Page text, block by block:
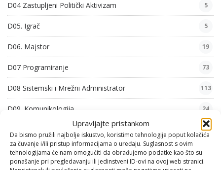
Upravljajte pristankom
Da bismo pružili najbolje iskustvo, koristimo tehnologije poput kolačića
za čuvanje i/ili pristup informacijama o uređaju. Suglasnost s ovim
tehnologijama će nam omogućiti da obrađujemo podatke kao što su
ponašanje pri pregledavanju ili jedinstveni ID-ovi na ovoj web stranici.
D04 Zastupljeni Politički Aktivizam 5
D05. Igrač 5
D06. Majstor 19
D07 Programiranje 73
D08 Sistemski i Mrežni Administrator 113
D09. Komunikologija 24
5
F01. Mehanika 1